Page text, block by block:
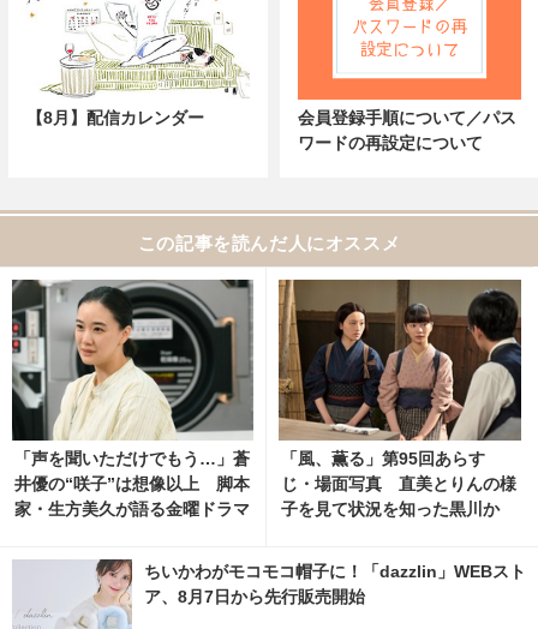
【8月】配信カレンダー
会員登録手順について／パス
ワードの再設定について
この記事を読んだ人にオススメ
「声を聞いただけでもう…」蒼
井優の“咲子”は想像以上 脚本
家・生方美久が語る金曜ドラマ
「風、薫る」第95回あらす
じ・場面写真 直美とりんの様
子を見て状況を知った黒川か
ちいかわがモコモコ帽子に！「dazzlin」WEBスト
ア、8月7日から先行販売開始